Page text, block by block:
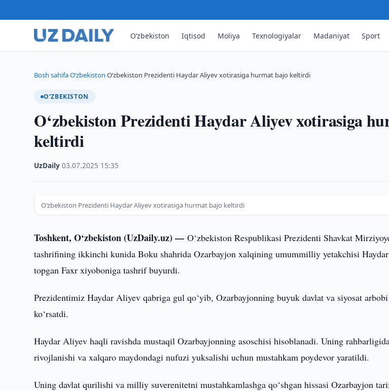
O‘zbekiston Iqtisod Moliya Texnologiyalar Madaniyat Sport
Bosh sahifa›O‘zbekiston›O‘zbekiston Prezidenti Haydar Aliyev xotirasiga hurmat bajo keltirdi
O‘ZBEKISTON
O‘zbekiston Prezidenti Haydar Aliyev xotirasiga
keltirdi
UzDaily ·03.07.2025 15:35
O‘zbekiston Prezidenti Haydar Aliyev xotirasiga hurmat bajo keltirdi
Toshkent, O‘zbekiston (UzDaily.uz) —O‘zbekiston Respublikasi Prezidenti Shavkat
tashrifining ikkinchi kunida Boku shahrida Ozarbayjon xalqining umummilliy yetakchisi
topgan Faxr xiyoboniga tashrif buyurdi.
Prezidentimiz Haydar Aliyev qabriga gul qo‘yib, Ozarbayjonning buyuk davlat va siyosat
ko‘rsatdi.
Haydar Aliyev haqli ravishda mustaqil Ozarbayjonning asoschisi hisoblanadi. Uning
rivojlanishi va xalqaro maydondagi nufuzi yuksalishi uchun mustahkam poydevor yaratildi.
Uning davlat qurilishi va milliy suverenitetni mustahkamlashga qo‘shgan hissasi Ozarbayjon